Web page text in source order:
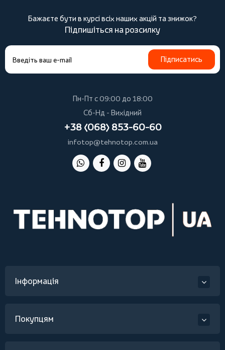
Бажаєте бути в курсі всіх наших акцій та знижок?
Підпишіться на розсилку
Підписатись
Пн-Пт с 09:00 до 18:00
Сб-Нд - Вихідний
+38 (068) 853-60-60
infotop@tehnotop.com.ua
Інформація
Покупцям